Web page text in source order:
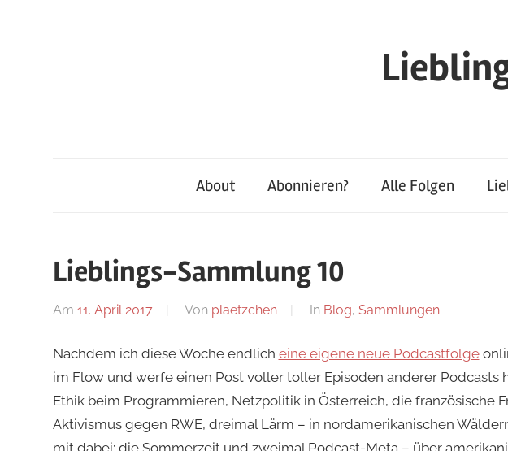
About Abonnieren? Alle Folgen
Lieblings-Sammlung 10
Am 11. April 2017 Von plaetzchen In Blog, Sammlungen
Nachdem ich diese Woche endlich eine eigene neue Podcastfolge
im Flow und werfe einen Post voller toller Episoden anderer Podcasts
Ethik beim Programmieren, Netzpolitik in Österreich, die französische
Aktivismus gegen RWE, dreimal Lärm – in nordamerikanischen